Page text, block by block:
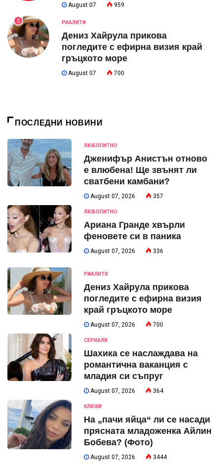
August 07 959
5 РИАЛИТИ
Дениз Хайрула прикова
погледите с ефирна визия край
гръцкото море
August 07 700
ПОСЛЕДНИ НОВИНИ
ЛЮБОПИТНО
Дженифър Анистън отново
е влюбена! Ще звънят ли
сватбени камбани?
August 07, 2026 357
ЛЮБОПИТНО
Ариана Гранде хвърли
феновете си в паника
August 07, 2026 336
РИАЛИТИ
Дениз Хайрула прикова
погледите с ефирна визия
край гръцкото море
August 07, 2026 700
СЕРИАЛИ
Шахика се наслаждава на
романтична ваканция с
младия си съпруг
August 07, 2026 364
КЛЮКИ
На „пачи яйца“ ли се насади
прясната младоженка Айлин
Бобева? (Фото)
August 07, 2026 3444